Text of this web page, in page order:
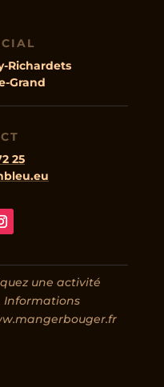
Richardets
Grand
25
une activité
Informations